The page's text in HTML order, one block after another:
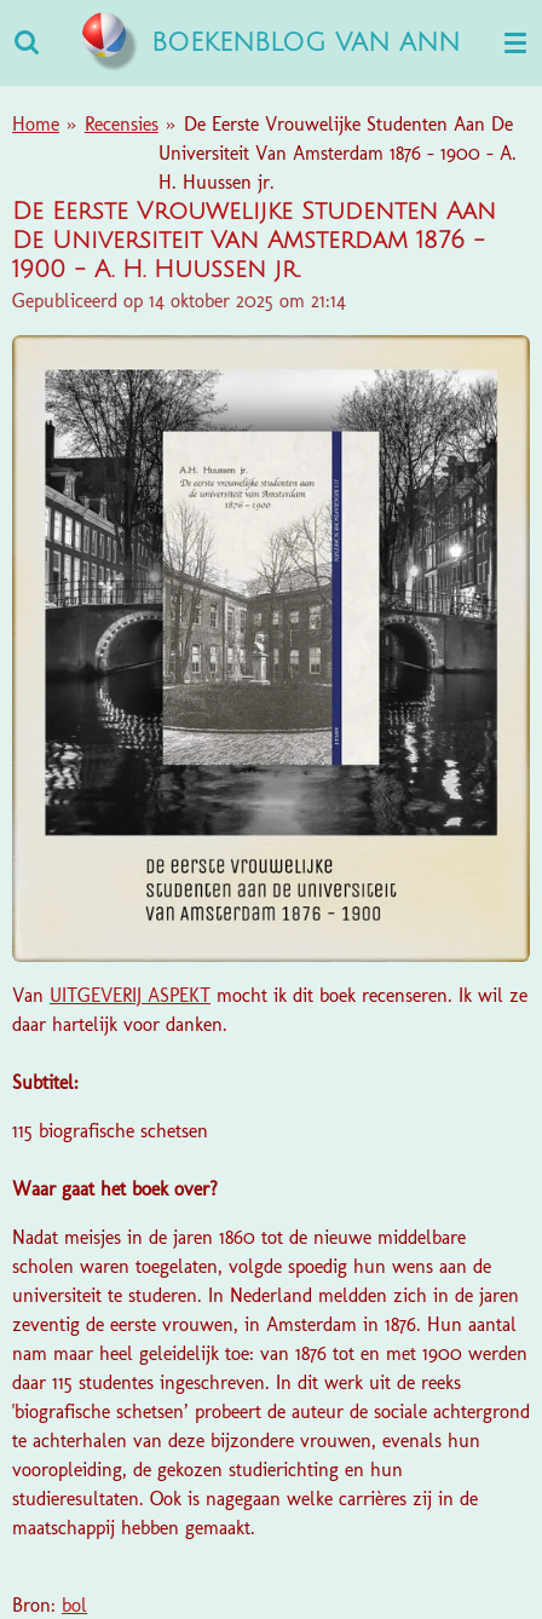
direct
naar
de
BOEKENBLOG VAN ANN
Home » Recensies » De Eerste Vrouwelijke Studenten Aan De
Universiteit Van Amsterdam 1876 - 1900 - A.
H. Huussen jr.
De Eerste Vrouwelijke Studenten Aan
De Universiteit Van Amsterdam 1876 -
1900 - A. H. Huussen jr.
Gepubliceerd op 14 oktober 2025 om 21:14
Van UITGEVERIJ ASPEKT mocht ik dit boek recenseren. Ik wil ze
daar hartelijk voor danken.
Subtitel:
115 biografische schetsen
Waar gaat het boek over?
Nadat meisjes in de jaren 1860 tot de nieuwe middelbare
scholen waren toegelaten, volgde spoedig hun wens aan de
universiteit te studeren. In Nederland meldden zich in de jaren
zeventig de eerste vrouwen, in Amsterdam in 1876. Hun aantal
nam maar heel geleidelijk toe: van 1876 tot en met 1900 werden
daar 115 studentes ingeschreven. In dit werk uit de reeks
'biografische schetsen’ probeert de auteur de sociale achtergrond
te achterhalen van deze bijzondere vrouwen, evenals hun
vooropleiding, de gekozen studierichting en hun
studieresultaten. Ook is nagegaan welke carrières zij in de
maatschappij hebben gemaakt.
Bron: bol